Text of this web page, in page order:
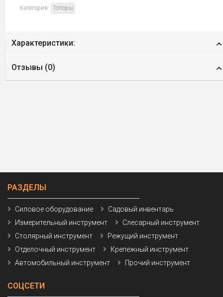
Категория: Топоры
Характеристики:
Отзывы (0)
РАЗДЕЛЫ
Силовое оборудование
Садовый инвентарь
Измерительный инструмент
Слесарный инструмент
Столярный инструмент
Режущий инструмент
Отделочный инструмент
Крепежный инструмент
Автомобильный инструмент
Прочий инструмент
СОЦСЕТИ